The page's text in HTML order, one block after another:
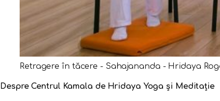
Retragere în tăcere - Sahajananda - Hridaya
Despre Centrul Kamala de Hridaya Yoga și Meditație